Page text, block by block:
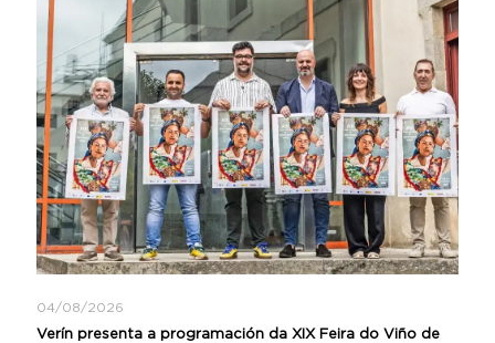
04/08/2026
Verín presenta a programación da XIX Feira do Viño de